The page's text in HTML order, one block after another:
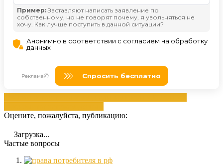
Оцените, пожалуйста, публикацию:
Загрузка...
Частые вопросы